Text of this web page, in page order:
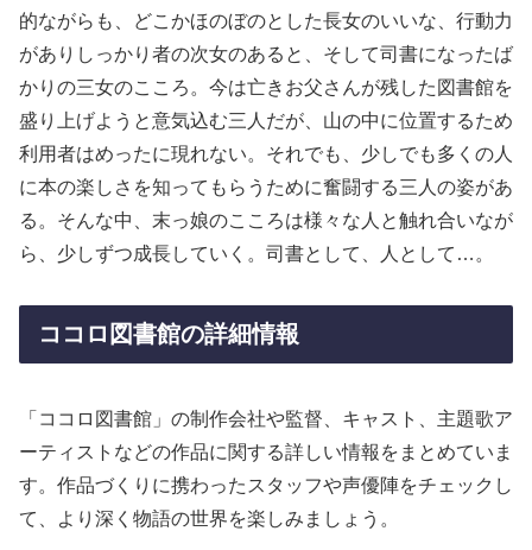
的ながらも、どこかほのぼのとした長女のいいな、行動力
がありしっかり者の次女のあると、そして司書になったば
かりの三女のこころ。今は亡きお父さんが残した図書館を
盛り上げようと意気込む三人だが、山の中に位置するため
利用者はめったに現れない。それでも、少しでも多くの人
に本の楽しさを知ってもらうために奮闘する三人の姿があ
る。そんな中、末っ娘のこころは様々な人と触れ合いなが
ら、少しずつ成長していく。司書として、人として…。
ココロ図書館の詳細情報
「ココロ図書館」の制作会社や監督、キャスト、主題歌ア
ーティストなどの作品に関する詳しい情報をまとめていま
す。作品づくりに携わったスタッフや声優陣をチェックし
て、より深く物語の世界を楽しみましょう。